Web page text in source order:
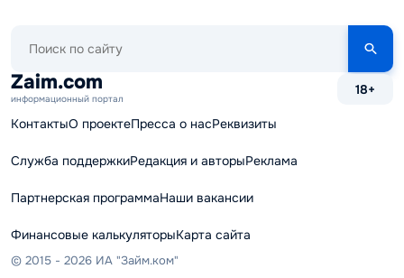
сайту
Zaim.com
информационный портал
18+
КонтактыО проектеПресса о насРеквизиты
Служба поддержкиРедакция и авторыРеклама
Партнерская программаНаши вакансии
Финансовые калькуляторыКарта сайта
© 2015 - 2026 ИА "Займ.ком"